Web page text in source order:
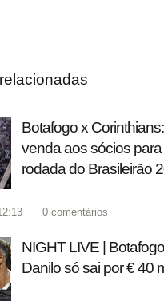
Botafogo x
venda aos sócios para
rodada do Brasileirão
0 comentários
NIGHT LIVE |
Danilo só sai por € 40